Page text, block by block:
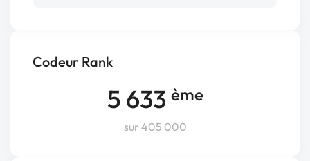
Codeur Rank
5 633 ème
sur 405 000